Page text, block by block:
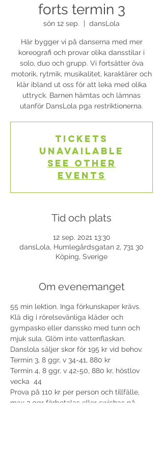
forts termin 3
sön 12 sep. dansLola
Här bygger vi på danserna med mer
koreografi och provar olika dansstilar i
solo, duo och grupp. Vi fortsätter öva
motorik, rytmik, musikalitet, karaktärer och
klär ibland ut oss för att leka med olika
uttryck. Barnen hämtas och lämnas
utanför DansLola pga restriktionerna.
Tickets
Unavailable
See other
events
Tid och plats
12 sep. 2021 13:30
dansLola, Humlegårdsgatan 2, 731 30
Köping, Sverige
Om evenemanget
55 min lektion. Inga förkunskaper krävs.
Klä dig i rörelsevänliga kläder och
gympasko eller danssko med tunn och
mjuk sula. Glöm inte vattenflaskan.
Danslola säljer skor för 195 kr vid behov.
Termin 3, 8 ggr, v 34-41, 880 kr
Termin 4, 8 ggr, v 42-50, 880 kr, höstlov
vecka  44
Prova på 110 kr per person och tillfälle,
max 2 ggr förbetalas eller swishas på